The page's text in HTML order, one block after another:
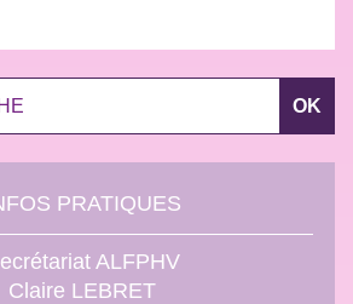
PRATIQUES
ALFPHV
Claire LEBRET